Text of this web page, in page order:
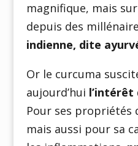
magnifique, mais
depuis des
indienne, dite
Or le curcuma
aujourd’hui l’intérêt
Pour ses propriétés
mais aussi pour sa